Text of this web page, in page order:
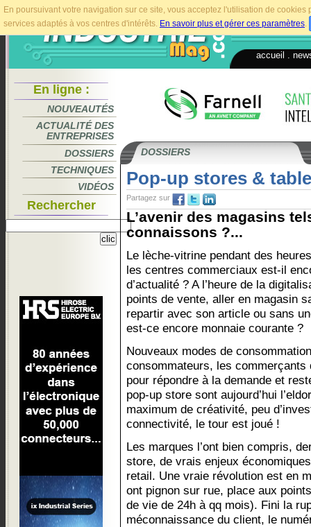
En poursuivant votre navigation sur ce site, vous acceptez l'utilisation de
services adaptés à vos centres d'intérêts. En savoir plus et gérer ces paramètres.
accueil
En ligne :
NOUVEAUTÉS
ACTUALITÉ DES
ENTREPRISES
DOSSIERS
TECHNIQUES
VIDÉOS
Rechercher
DOSSIERS
Pop-up stores &
Partagez sur
L’avenir des magasins
connaissons ?...
Le lèche-vitrine pendant des
les centres commerciaux est-il
d’actualité ? A l’heure de la
points de vente, aller en magasin
repartir avec son article ou sans
est-ce encore monnaie courante ?
Nouveaux modes de
consommateurs, les
pour répondre à la demande et
pop-up store sont aujourd’hui
maximum de créativité, peu
connectivité, le tour est joué !
Les marques l’ont bien compris,
store, de vrais enjeux
retail. Une vraie révolution est en
ont pignon sur rue, place aux
de vie de 24h à qq mois). Fini la
méconnaissance du client, le